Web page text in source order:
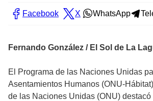
Facebook X WhatsApp
Fernando González / El Sol de La
El Programa de las Naciones Unidas
Asentamientos Humanos (ONU-
de las Naciones Unidas (ONU)